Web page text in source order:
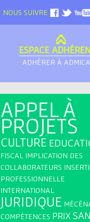
NOUS SUIVRE
ESPACE
ADHÉRER À
APPEL À
PROJETS
CULTURE
FISCAL IMPLICATION DES
COLLABORATEURS
PROFESSIONNELLE
INTERNATIONAL
JURIDIQUE
COMPÉTENCES PRIX